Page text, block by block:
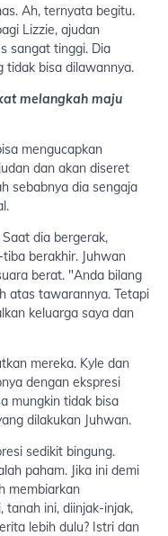
Ah, ternyata begitu.
Lizzie, ajudan
sangat tinggi. Dia
tidak bisa dilawannya.
melangkah maju
mengucapkan
dan akan diseret
sebabnya dia sengaja
dia bergerak,
berakhir. Juhwan
berat. "Anda bilang
atas tawarannya. Tetapi
keluarga saya dan
mereka. Kyle dan
dengan ekspresi
mungkin tidak bisa
dilakukan Juhwan.
sedikit bingung.
paham. Jika ini demi
membiarkan
tanah ini, diinjak-injak,
lebih dulu? Istri dan